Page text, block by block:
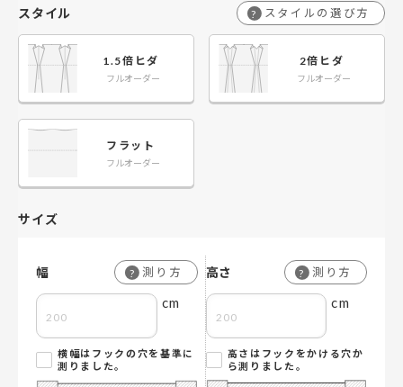
スタイル ? スタイルの選び方
1.5倍ヒダ
フルオーダー
2倍ヒダ
フルオーダー
フラット
フルオーダー
サイズ
幅 ? 測り方
cm
横幅はフックの穴を基準に
測りました。
高さ ? 測り方
cm
高さはフックをかける穴か
ら測りました。